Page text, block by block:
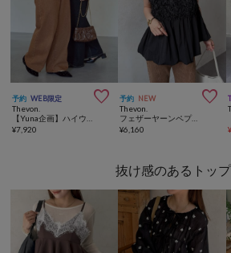
予約 WEB限定 
Thevon.
¥7,920
予約 NEW 
Thevon.
¥6,160
¥
抜け感のあるトッ